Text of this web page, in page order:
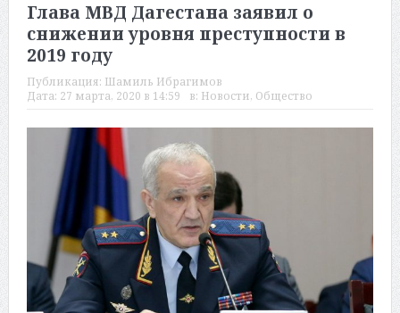
Глава МВД Дагестана заявил о
снижении уровня преступности в
2019 году
Публикация: Шамиль Ибрагимов
Дата: 27 марта, 2020 в 14:59 в: Новости, Общество